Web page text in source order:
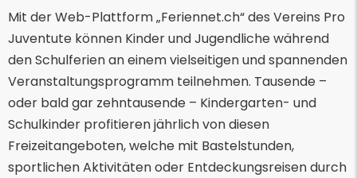
Mit der Web-Plattform „Feriennet.ch“ des Vereins Pro
Juventute können Kinder und Jugendliche während
den Schulferien an einem vielseitigen und spannenden
Veranstaltungsprogramm teilnehmen. Tausende –
oder bald gar zehntausende – Kindergarten- und
Schulkinder profitieren jährlich von diesen
Freizeitangeboten, welche mit Bastelstunden,
sportlichen Aktivitäten oder Entdeckungsreisen durch